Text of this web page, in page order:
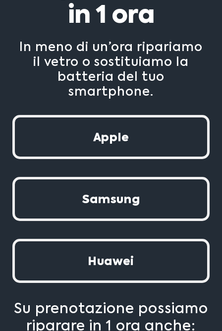
in 1 ora
In meno di un’ora ripariamo
il vetro o sostituiamo la
batteria del tuo
smartphone.
Apple
Samsung
Huawei
Su prenotazione possiamo
riparare in 1 ora anche: